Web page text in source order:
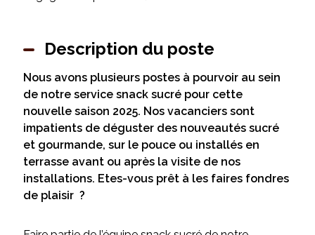
Description du poste
Nous avons plusieurs postes à pourvoir au sein
de notre service snack sucré pour cette
nouvelle saison 2025. Nos vacanciers sont
impatients de déguster des nouveautés sucré
et gourmande, sur le pouce ou installés en
terrasse avant ou après la visite de nos
installations. Etes-vous prêt à les faires fondres
de plaisir ?